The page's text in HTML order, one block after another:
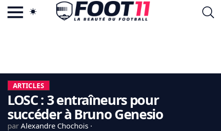
LA CHARTE
VIE PRIVÉE
CGU
CONTACTEZ-NOUS
ARTICLES
LOSC : 3 entraîneurs pour
succéder à Bruno Genesio
par Alexandre Chochois